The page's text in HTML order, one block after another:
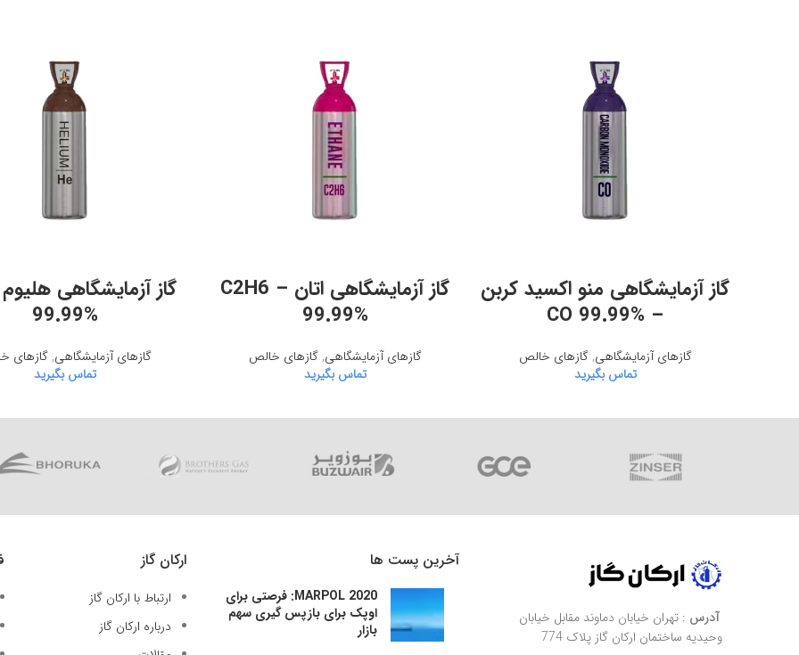
گاز آزمایشگاهی منو اکسید کربن
– CO 99.99%
گازهای آزمایشگاهی,گازهای خالص
تماس بگیرید
اطلاعات بیشتر
گاز آزمایشگاهی اتان – C2H6
99.99%
گازهای آزمایشگاهی,گازهای خالص
تماس بگیرید
اطلاعات بیشتر
99.99%
گازهای آزمایشگاهی,گازهای
تماس بگیرید
آدرس : تهران خیابان دماوند مقابل خیابان
وحیدیه ساختمان ارکان گاز پلاک 774
آخرین پست ها
MARPOL 2020: فرصتی برای
اوپک برای بازپس گیری سهم
بازار
ارکان گاز
ارتباط با ارکان گاز
درباره ارکان گاز